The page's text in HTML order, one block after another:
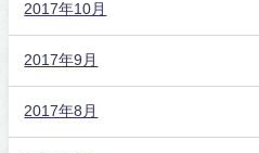
2017年10月
2017年9月
2017年8月